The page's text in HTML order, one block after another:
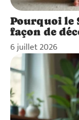
Pourquoi le
façon de
6 juillet 2026